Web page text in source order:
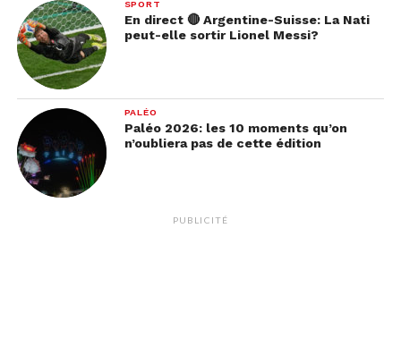
SPORT
En direct 🔴 Argentine-Suisse: La Nati
peut-elle sortir Lionel Messi?
PALÉO
Paléo 2026: les 10 moments qu’on
n’oubliera pas de cette édition
PUBLICITÉ